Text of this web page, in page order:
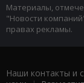
Материалы,
"Новости
правах рекламы.
Наши контакты и